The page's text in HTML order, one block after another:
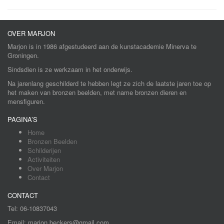
OVER MARJON
Marjon is in 1986 afgestudeerd aan de kunstacademie Minerva te
Groningen.
Sindsdien is ze werkzaam in het onderwijs.
Na jarenlang geschilderd te hebben legt ze zich de laatste jaren toe op
het maken van bronzen beelden, met name bronzen dieren en
mensfiguren.
PAGINA’S
Home
Bronzen Beelden
Schilderijen
Activiteiten
Over Marjon
Contact
CONTACT
Tel: 06-10837043